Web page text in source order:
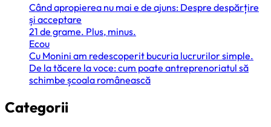
Când apropierea nu mai e de ajuns: Despre despărțire
și acceptare
21 de grame. Plus, minus.
Ecou
Cu Monini am redescoperit bucuria lucrurilor simple.
De la tăcere la voce: cum poate antreprenoriatul să
schimbe școala românească
Categorii